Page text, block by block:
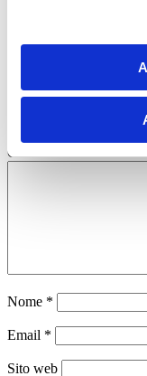
ADD COMMENT
Commento
Nome *
Email *
Sito web